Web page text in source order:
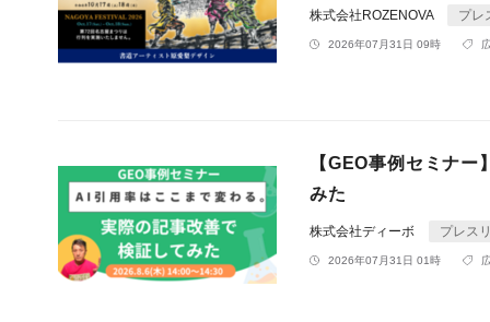
株式会社ROZENOVA プレ
2026年07月31日 09時
【GEO事例セミナ
みた
株式会社ディーボ プレス
2026年07月31日 01時